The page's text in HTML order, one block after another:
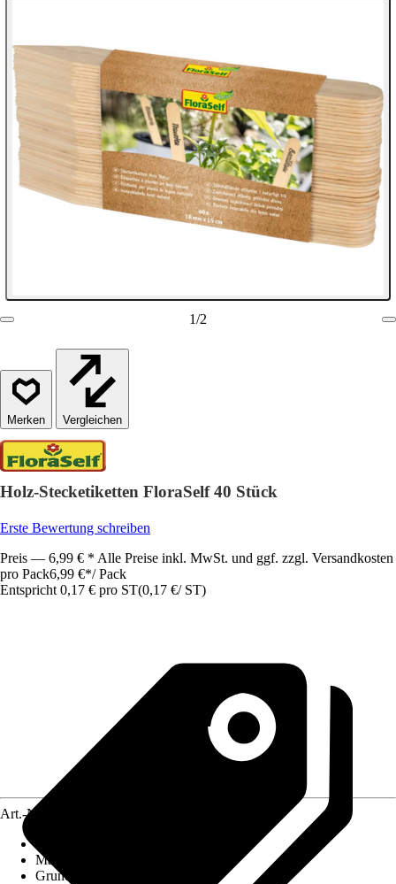
1/2
Vergleichen
Holz-Stecketiketten FloraSelf 40 Stück
Erste Bewertung schreiben
Preis — 6,99 € * Alle Preise inkl. MwSt. und ggf. zzgl. Versandkosten
pro Pack6,99 €*/ Pack
Entspricht 0,17 € pro ST(0,17 €/ ST)
Art.-Nr.
Material
Grundfarbe